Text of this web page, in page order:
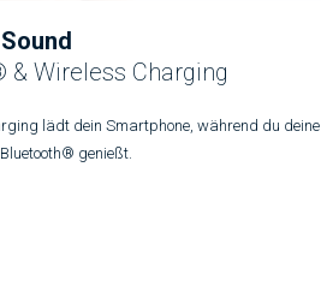
& Wireless Charging
lädt dein Smartphone, während du deine
genießt.